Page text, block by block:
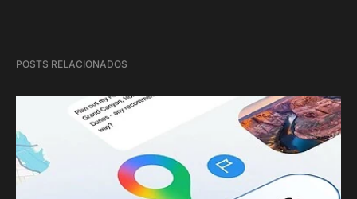
POSTS RELACIONADOS